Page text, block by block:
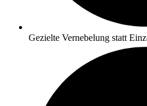
Gezielte Vernebelung statt